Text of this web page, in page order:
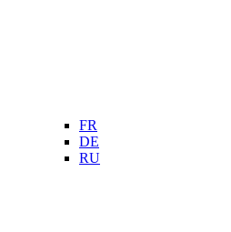
FR
DE
RU